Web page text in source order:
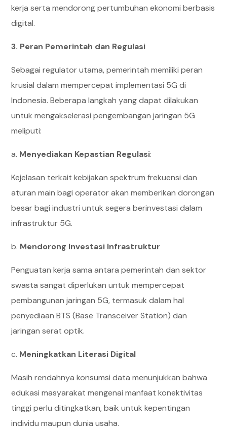
kerja serta mendorong pertumbuhan ekonomi berbasis
digital.
3. Peran Pemerintah dan Regulasi
Sebagai regulator utama, pemerintah memiliki peran
krusial dalam mempercepat implementasi 5G di
Indonesia. Beberapa langkah yang dapat dilakukan
untuk mengakselerasi pengembangan jaringan 5G
meliputi:
a. Menyediakan Kepastian Regulasi:
Kejelasan terkait kebijakan spektrum frekuensi dan
aturan main bagi operator akan memberikan dorongan
besar bagi industri untuk segera berinvestasi dalam
infrastruktur 5G.
b. Mendorong Investasi Infrastruktur
Penguatan kerja sama antara pemerintah dan sektor
swasta sangat diperlukan untuk mempercepat
pembangunan jaringan 5G, termasuk dalam hal
penyediaan BTS (Base Transceiver Station) dan
jaringan serat optik.
c. Meningkatkan Literasi Digital
Masih rendahnya konsumsi data menunjukkan bahwa
edukasi masyarakat mengenai manfaat konektivitas
tinggi perlu ditingkatkan, baik untuk kepentingan
individu maupun dunia usaha.